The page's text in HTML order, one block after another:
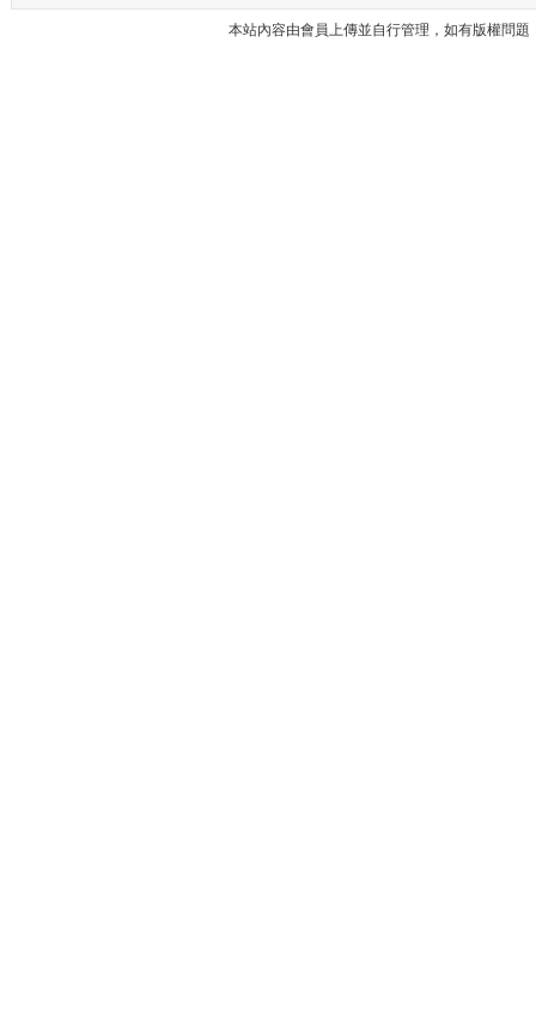
本站內容由會員上傳並自行管理，如有版權問